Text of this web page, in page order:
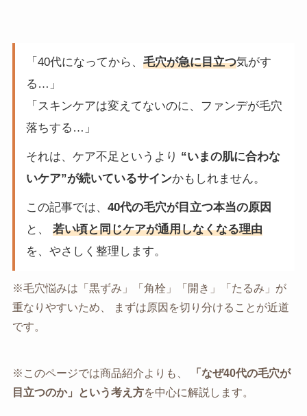
「40代になってから、 毛穴が急に目立つ気がす
る…」
「スキンケアは変えてないのに、ファンデが毛穴
落ちする…」
それは、ケア不足というより “いまの肌に合わな
いケア”が続いているサインかもしれません。
この記事では、 40代の毛穴が目立つ本当の原因
と、 若い頃と同じケアが通用しなくなる理由
を、やさしく整理します。
※毛穴悩みは「黒ずみ」「角栓」「開き」「たるみ」が
重なりやすいため、 まずは原因を切り分けることが近道
です。
※このページでは商品紹介よりも、
「なぜ40代の毛穴が
目立つのか」という考え方を中心に解説します。